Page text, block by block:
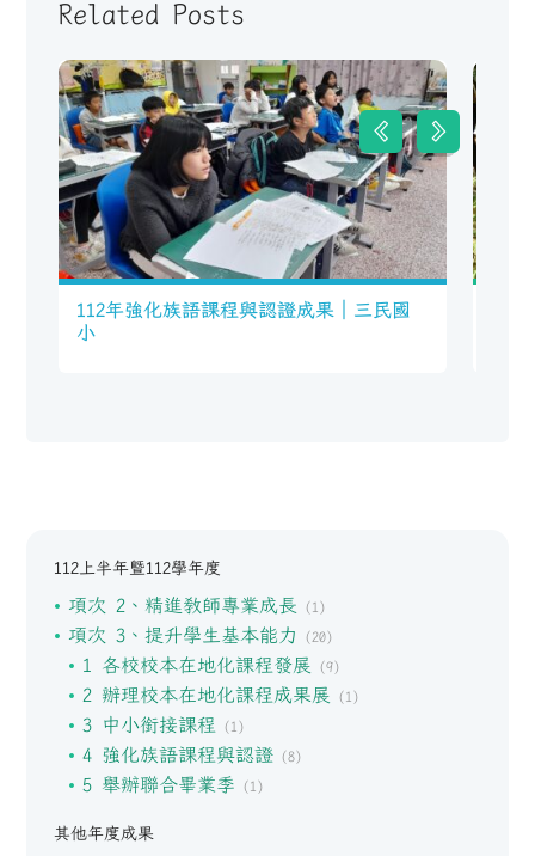
Related Posts
112年強化族語課程與認證成果｜三民國
小
112上半年暨112學年度
項次 2、精進教師專業成長 (1)
項次 3、提升學生基本能力 (20)
1 各校校本在地化課程發展 (9)
2 辦理校本在地化課程成果展 (1)
3 中小銜接課程 (1)
4 強化族語課程與認證(8)
5 舉辦聯合畢業季 (1)
其他年度成果